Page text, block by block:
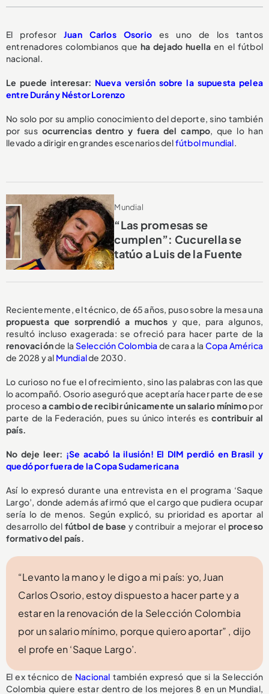
El profesor Juan Carlos Osorio
es uno de los tantos
entrenadores colombianos que ha dejado huella en el fútbol
nacional.
Le puede interesar: Nueva versión sobre la supuesta pelea
entre Durán y Néstor Lorenzo
No solo por su amplio conocimiento del deporte, sino también
por sus ocurrencias dentro y fuera del campo, que lo han
llevado a dirigir en grandes escenarios delfútbol mundial.
Mundial
“Las promesas se
cumplen”: Cucurella se
tatúo a Luis de la Fuente
Recientemente, el técnico, de 65 años, puso sobre la mesa una
propuesta que sorprendió a muchosy que, para algunos,
resultó incluso exagerada: se ofreció para hacer parte de la
renovaciónde la Selección Colombia de cara a la Copa América
de 2028 y al Mundialde 2030.
Lo curioso no fue el ofrecimiento, sino las palabras con las que
lo acompañó. Osorio aseguró que aceptaría hacer parte de ese
procesoa cambio de recibirúnicamente un salario mínimopor
parte de la Federación, pues su único interés escontribuir al
país.
No deje leer: ¡Se acabó la ilusión! El DIM perdió en Brasil y
quedó por fuera de la Copa Sudamericana
Así lo expresó durante una entrevista en el programa ‘Saque
Largo’, donde además afirmó que el cargo que pudiera ocupar
sería lo de menos. Según explicó, su prioridad es aportar al
desarrollo del fútbol de base y contribuir a mejorar el proceso
formativo del país.
“Levanto la mano y le digo a mi país: yo, Juan
Carlos Osorio, estoy dispuesto a hacer parte y a
estar en la renovación de la Selección Colombia
por un salario mínimo, porque quiero aportar” , dijo
el profe en ‘Saque Largo’.
El ex técnico de Nacional también expresó que si la Selección
Colombia quiere estar dentro de los mejores 8 en un Mundial,